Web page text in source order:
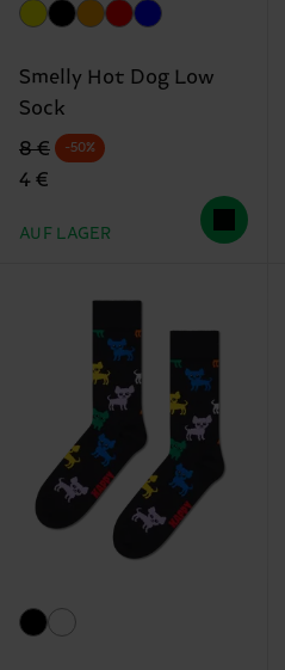
Smelly Hot Dog Low
Sock
Originalpreis
8 €
Reduzierter Preis
4 €
-50%
AUF LAGER